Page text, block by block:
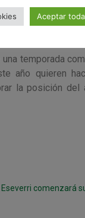
temporada
año quieren
la posición del
Eseverri comenzará
Aceptar